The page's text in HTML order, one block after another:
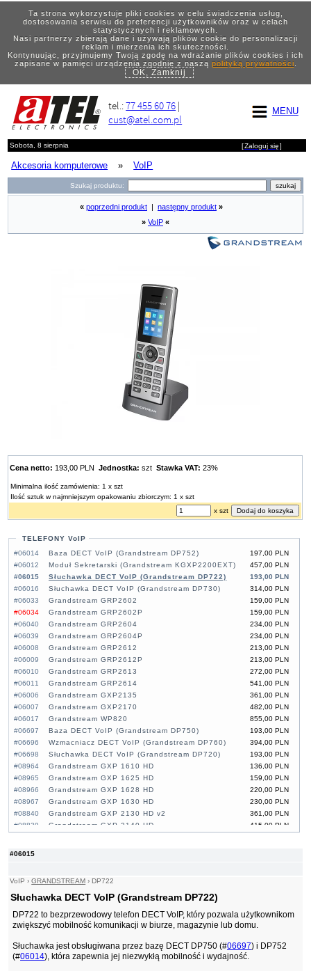
Ta strona wykorzystuje pliki cookies w celu świadczenia usług,
dostosowania serwisu do preferencji użytkowników oraz w celach
statystycznych i reklamowych.
Nasi partnerzy zbierają dane i używają plików cookie do personalizacji
reklam i mierzenia ich skuteczności.
Kontynuując, przyjmujemy Twoją zgodę na wdrażanie plików cookies i ich
zapisane w pamięci urządzenia zgodnie z naszą polityką prywatności.
OK, Zamknij
MENU
tel.:77 455 60 76 |
cust@atel.com.pl
Sobota, 8 sierpnia [Zaloguj się]
Akcesoria komputerowe » VoIP
Szukaj produktu:
#06015
VoIP ›GRANDSTREAM ›DP722
Słuchawka DECT VoIP (Grandstream DP722)
DP722 to bezprzewodowy telefon DECT VoIP, który pozwala użytkownikom
zwiększyć mobilność komunikacji w biurze, magazynie lub domu.
Słuchawka jest obsługiwana przez bazę DECT DP750 (#06697) i DP752
(#06014), która zapewnia jej niezwykłą mobilność i wydajność.
« poprzedni produkt następny produkt »
» VoIP «
Cena netto: 193,00 PLNJednostka: sztStawka VAT: 23%
Minimalna ilość zamówienia: 1 x szt
Ilość sztuk w najmniejszym opakowaniu zbiorczym: 1 x szt
x szt
TELEFONY VoIP
#06014
197,00 PLN
Baza DECT VoIP (Grandstream DP752)
#06012
457,00 PLN
Moduł Sekretarski (Grandstream KGXP2200EXT)
#06015
193,00 PLN
Słuchawka DECT VoIP (Grandstream DP722)
#06016
314,00 PLN
Słuchawka DECT VoIP (Grandstream DP730)
#06033
159,00 PLN
Grandstream GRP2602
#06034
159,00 PLN
Grandstream GRP2602P
#06040
234,00 PLN
Grandstream GRP2604
#06039
234,00 PLN
Grandstream GRP2604P
#06008
213,00 PLN
Grandstream GRP2612
#06009
213,00 PLN
Grandstream GRP2612P
#06010
272,00 PLN
Grandstream GRP2613
#06011
541,00 PLN
Grandstream GRP2614
#06006
361,00 PLN
Grandstream GXP2135
#06007
482,00 PLN
Grandstream GXP2170
#06017
855,00 PLN
Grandstream WP820
#06697
193,00 PLN
Baza DECT VoIP (Grandstream DP750)
#06696
394,00 PLN
Wzmacniacz DECT VoIP (Grandstream DP760)
#06698
193,00 PLN
Słuchawka DECT VoIP (Grandstream DP720)
#08964
136,00 PLN
Grandstream GXP 1610 HD
#08965
159,00 PLN
Grandstream GXP 1625 HD
#08966
220,00 PLN
Grandstream GXP 1628 HD
#08967
230,00 PLN
Grandstream GXP 1630 HD
#08840
361,00 PLN
Grandstream GXP 2130 HD v2
#08839
415,00 PLN
Grandstream GXP 2140 HD